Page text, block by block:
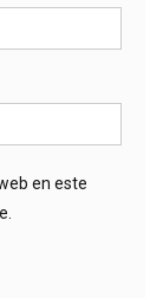
en este